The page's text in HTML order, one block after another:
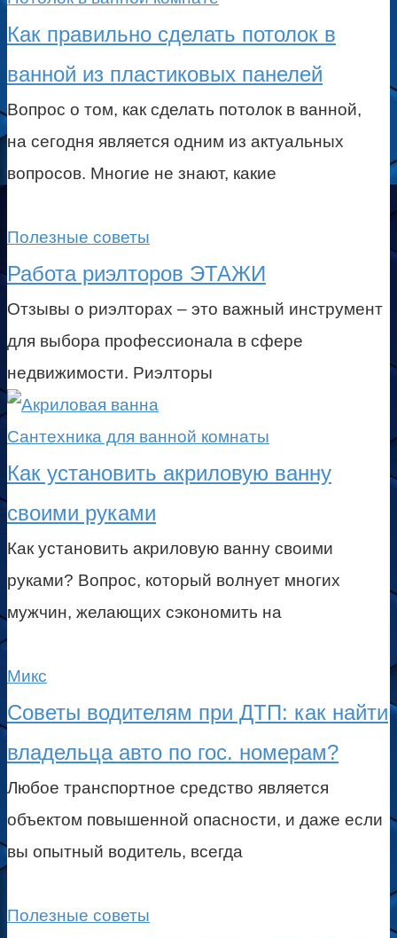
Как правильно сделать потолок в
ванной из пластиковых панелей
Вопрос о том, как сделать потолок в ванной,
на сегодня является одним из актуальных
вопросов. Многие не знают, какие
Полезные советы
Работа риэлторов ЭТАЖИ
Отзывы о риэлторах – это важный инструмент
для выбора профессионала в сфере
недвижимости. Риэлторы
Сантехника для ванной комнаты
Как установить акриловую ванну
своими руками
Как установить акриловую ванну своими
руками? Вопрос, который волнует многих
мужчин, желающих сэкономить на
Микс
Советы водителям при ДТП: как найти
владельца авто по гос. номерам?
Любое транспортное средство является
объектом повышенной опасности, и даже если
вы опытный водитель, всегда
Полезные советы